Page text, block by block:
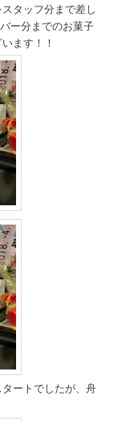
タッフ分まで差し
ー分までのお菓子
ます！！
ートでしたが、舟